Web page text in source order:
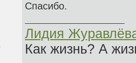
Спасибо.
Лидия
Как жизнь? А